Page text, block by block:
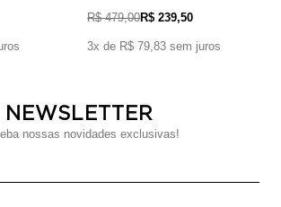
R$ 479,00R$ 239,50
3x de R$ 79,83 sem juros
NEWSLETTER
nossas novidades exclusivas!